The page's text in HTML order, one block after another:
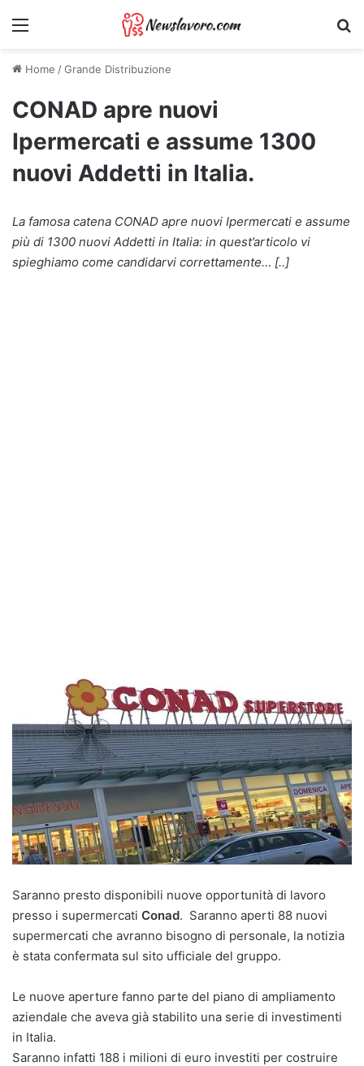
Menu
Home /Grande Distribuzione
CONAD apre nuovi
Ipermercati e assume 1300
nuovi Addetti in Italia.
La famosa catena CONAD apre nuovi Ipermercati e assume
più di 1300 nuovi Addetti in Italia: in quest’articolo vi
spieghiamo come candidarvi correttamente… [..]
Saranno presto disponibili nuove opportunità di lavoro
presso i supermercati Conad. Saranno aperti 88 nuovi
supermercati che avranno bisogno di personale, la notizia
è stata confermata sul sito ufficiale del gruppo.
Le nuove aperture fanno parte del piano di ampliamento
aziendale che aveva già stabilito una serie di investimenti
in Italia.
Saranno infatti 188 i milioni di euro investiti per costruire